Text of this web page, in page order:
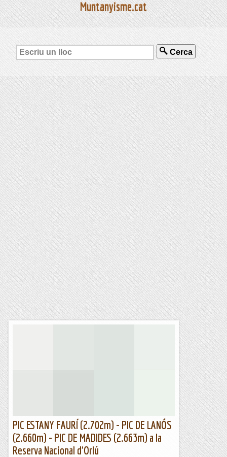
Muntanyisme.cat
Cerca
PIC ESTANY FAURÍ (2.702m) - PIC DE LANÓS
(2.660m) - PIC DE MADIDES (2.663m) a la
Reserva Nacional d'Orlú